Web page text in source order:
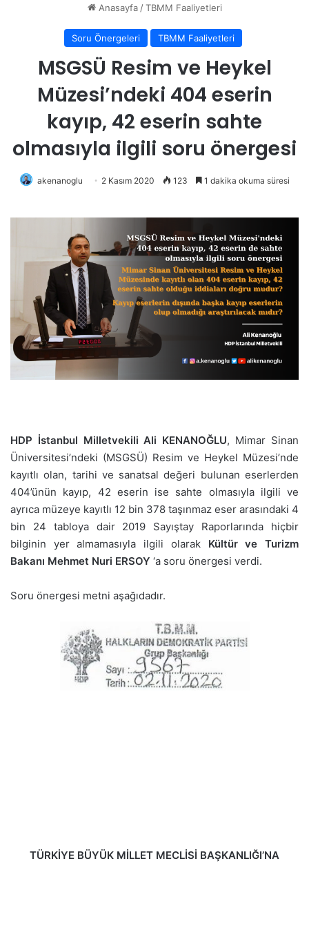
Anasayfa / TBMM Faaliyetleri
Soru Önergeleri TBMM Faaliyetleri
MSGSÜ Resim ve Heykel
Müzesi’ndeki 404 eserin
kayıp, 42 eserin sahte
olmasıyla ilgili soru önergesi
akenanoglu 2 Kasım 2020 123 1 dakika okuma süresi
HDP İstanbul Milletvekili Ali KENANOĞLU, Mimar Sinan
Üniversitesi’ndeki (MSGSÜ) Resim ve Heykel Müzesi’nde
kayıtlı olan, tarihi ve sanatsal değeri bulunan eserlerden
404’ünün kayıp, 42 eserin ise sahte olmasıyla ilgili ve
ayrıca müzeye kayıtlı 12 bin 378 taşınmaz eser arasındaki 4
bin 24 tabloya dair 2019 Sayıştay Raporlarında hiçbir
bilginin yer almamasıyla ilgili olarak Kültür ve Turizm
Bakanı Mehmet Nuri ERSOY ‘a soru önergesi verdi.
Soru önergesi metni aşağıdadır.
TÜRKİYE BÜYÜK MİLLET MECLİSİ BAŞKANLIĞI’NA